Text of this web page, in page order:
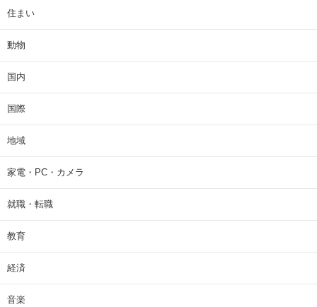
住まい
動物
国内
国際
地域
家電・PC・カメラ
就職・転職
教育
経済
音楽